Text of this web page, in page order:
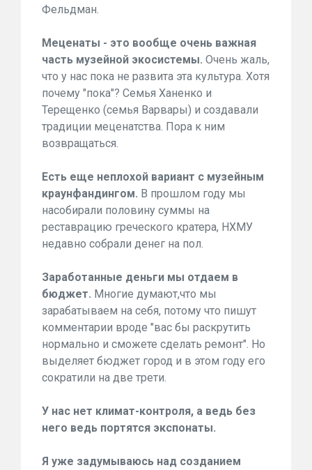
Фельдман.
Меценаты - это вообще очень важная
часть музейной экосистемы. Очень жаль,
что у нас пока не развита эта культура. Хотя
почему "пока"? Семья Ханенко и
Терещенко (семья Варвары) и создавали
традиции меценатства. Пора к ним
возвращаться.
Есть еще неплохой вариант с музейным
краунфандингом. В прошлом году мы
насобирали половину суммы на
реставрацию греческого кратера, НХМУ
недавно собрали денег на пол.
Заработанные деньги мы отдаем в
бюджет. Многие думают,что мы
зарабатываем на себя, потому что пишут
комментарии вроде "вас бы раскрутить
нормально и сможете сделать ремонт". Но
выделяет бюджет город и в этом году его
сократили на две трети.
У нас нет климат-контроля, а ведь без
него ведь портятся экспонаты.
Я уже задумываюсь над созданием